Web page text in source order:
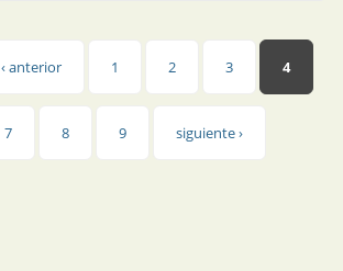
‹ anterior 1 2 3 4
7 8 9 siguiente ›